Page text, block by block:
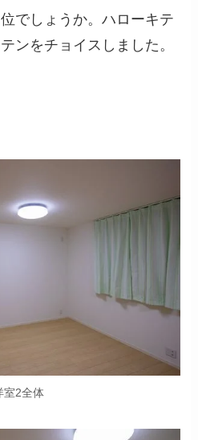
でしょうか。ハローキテ
ンをチョイスしました。
室2全体